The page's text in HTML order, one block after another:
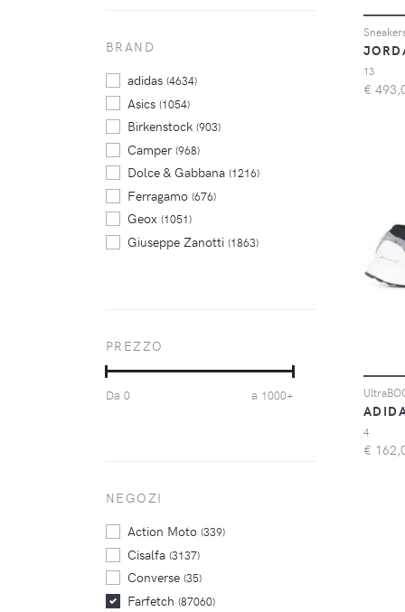
13
€
4
€
BRAND
adidas (4634)
Asics (1054)
Birkenstock (903)
Camper(968)
Dolce & Gabbana (1216)
Ferragamo (676)
Geox (1051)
Giuseppe Zanotti (1863)
Nike Kids
Tod's
PREZZO
Da 0 a 1000+
NEGOZI
Action Moto (339)
Cisalfa (3137)
Converse (35)
Farfetch (87060)